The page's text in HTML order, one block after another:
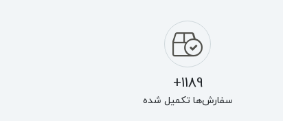
1189+
سفارش‌ها تکمیل شده